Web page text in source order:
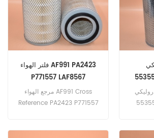
فلتر الهواء AF991 PA2423
P771557 LAF8567
04384103مرجع الهواء AF991 Cross
Reference PA2423 P771557